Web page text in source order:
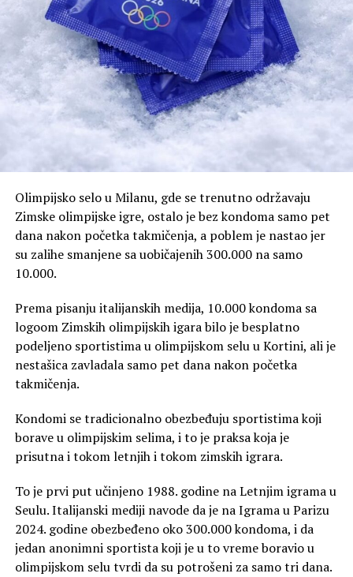
Olimpijsko selo u Milanu, gde se trenutno održavaju
Zimske olimpijske igre, ostalo je bez kondoma samo pet
dana nakon početka takmičenja, a poblem je nastao jer
su zalihe smanjene sa uobičajenih 300.000 na samo
10.000.
Prema pisanju italijanskih medija, 10.000 kondoma sa
logoom Zimskih olimpijskih igara bilo je besplatno
podeljeno sportistima u olimpijskom selu u Kortini, ali je
nestašica zavladala samo pet dana nakon početka
takmičenja.
Kondomi se tradicionalno obezbeđuju sportistima koji
borave u olimpijskim selima, i to je praksa koja je
prisutna i tokom letnjih i tokom zimskih igrara.
To je prvi put učinjeno 1988. godine na Letnjim igrama u
Seulu. Italijanski mediji navode da je na Igrama u Parizu
2024. godine obezbeđeno oko 300.000 kondoma, i da
jedan anonimni sportista koji je u to vreme boravio u
olimpijskom selu tvrdi da su potrošeni za samo tri dana.